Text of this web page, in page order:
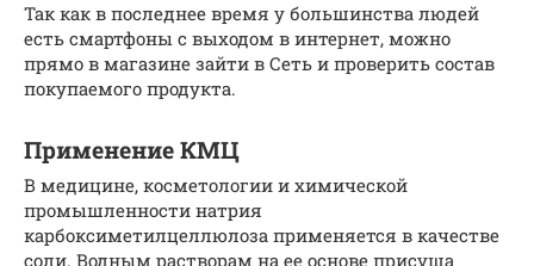
Так как в последнее время у большинства людей
есть смартфоны с выходом в интернет, можно
прямо в магазине зайти в Сеть и проверить состав
покупаемого продукта.
Применение КМЦ
В медицине, косметологии и химической
промышленности натрия
карбоксиметилцеллюлоза применяется в качестве
соли. Водным растворам на ее основе присуща